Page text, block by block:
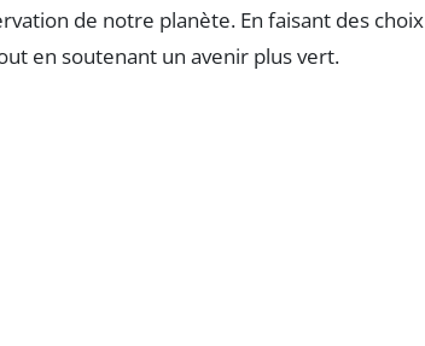
de notre planète. En faisant des choix
en soutenant un avenir plus vert.